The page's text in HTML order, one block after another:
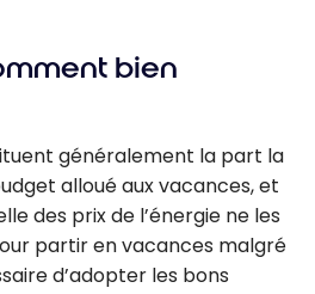
bien
généralement la part la
alloué aux vacances, et
des prix de l’énergie ne les
partir en vacances malgré
d’adopter les bons